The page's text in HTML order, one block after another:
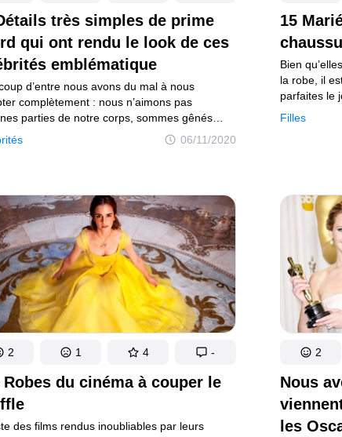
très simples de prime
qui ont rendu le look de ces
emblématique
06/11/2020
d’entre nous avons du mal à nous
complètement : nous n’aimons pas
parties de notre corps, sommes gênés
des lunettes et nous cassons la tête pour
un look que l’on remarquera sans qu’il soit
ou bien un serre-tête, sont presque
une bonne source d’inspiration.
15
Filles
Bien
la robe, il
parfaites le
pris ce
se
Robes du cinéma à couper le
des films rendus inoubliables par leurs
2 1 4 -
Nous
les
2